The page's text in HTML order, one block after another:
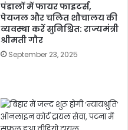
पंडालों में फायर फाइटर्स,
पेयजल और चलित शौचालय की
व्यवस्था करें सुनिश्चित: राज्यमंत्री
श्रीमती गौर
September 23, 2025